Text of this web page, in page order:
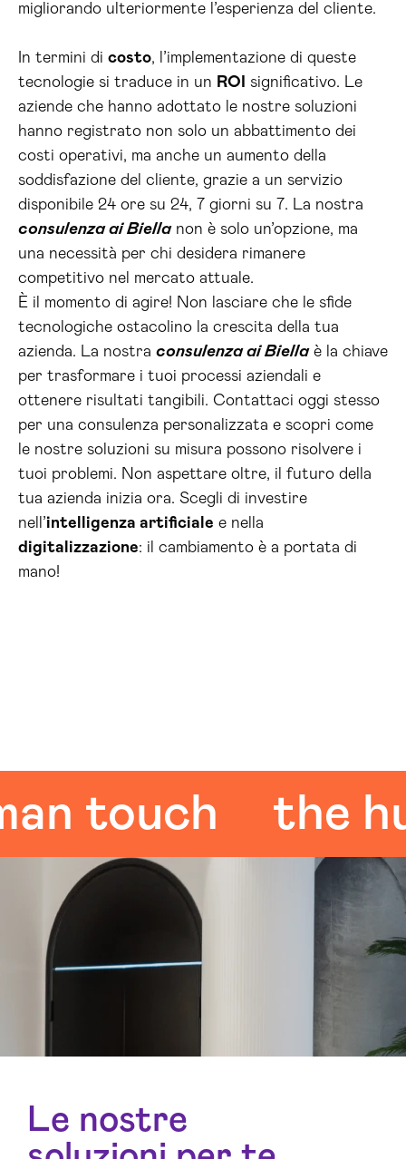
migliorando ulteriormente l’esperienza del cliente.
In termini di costo, l’implementazione di queste
tecnologie si traduce in un ROI
significativo. Le
aziende che hanno adottato le nostre soluzioni
hanno registrato non solo un abbattimento dei
costi operativi, ma anche un aumento della
soddisfazione del cliente, grazie a un servizio
disponibile 24 ore su 24, 7 giorni su 7. La nostra
consulenza ai Biellanon è solo un’opzione, ma
una necessità per chi desidera rimanere
competitivo nel mercato attuale.
È il momento di agire! Non lasciare che le sfide
tecnologiche ostacolino la crescita della tua
azienda. La nostra consulenza ai Biellaè la chiave
per trasformare i tuoi processi aziendali e
ottenere risultati tangibili. Contattaci oggi stesso
per una consulenza personalizzata e scopri come
le nostre soluzioni su misura possono risolvere i
tuoi problemi. Non aspettare oltre, il futuro della
tua azienda inizia ora. Scegli di investire
nell’intelligenza artificiale e nella
digitalizzazione: il cambiamento è a portata di
mano!
the
Le nostre